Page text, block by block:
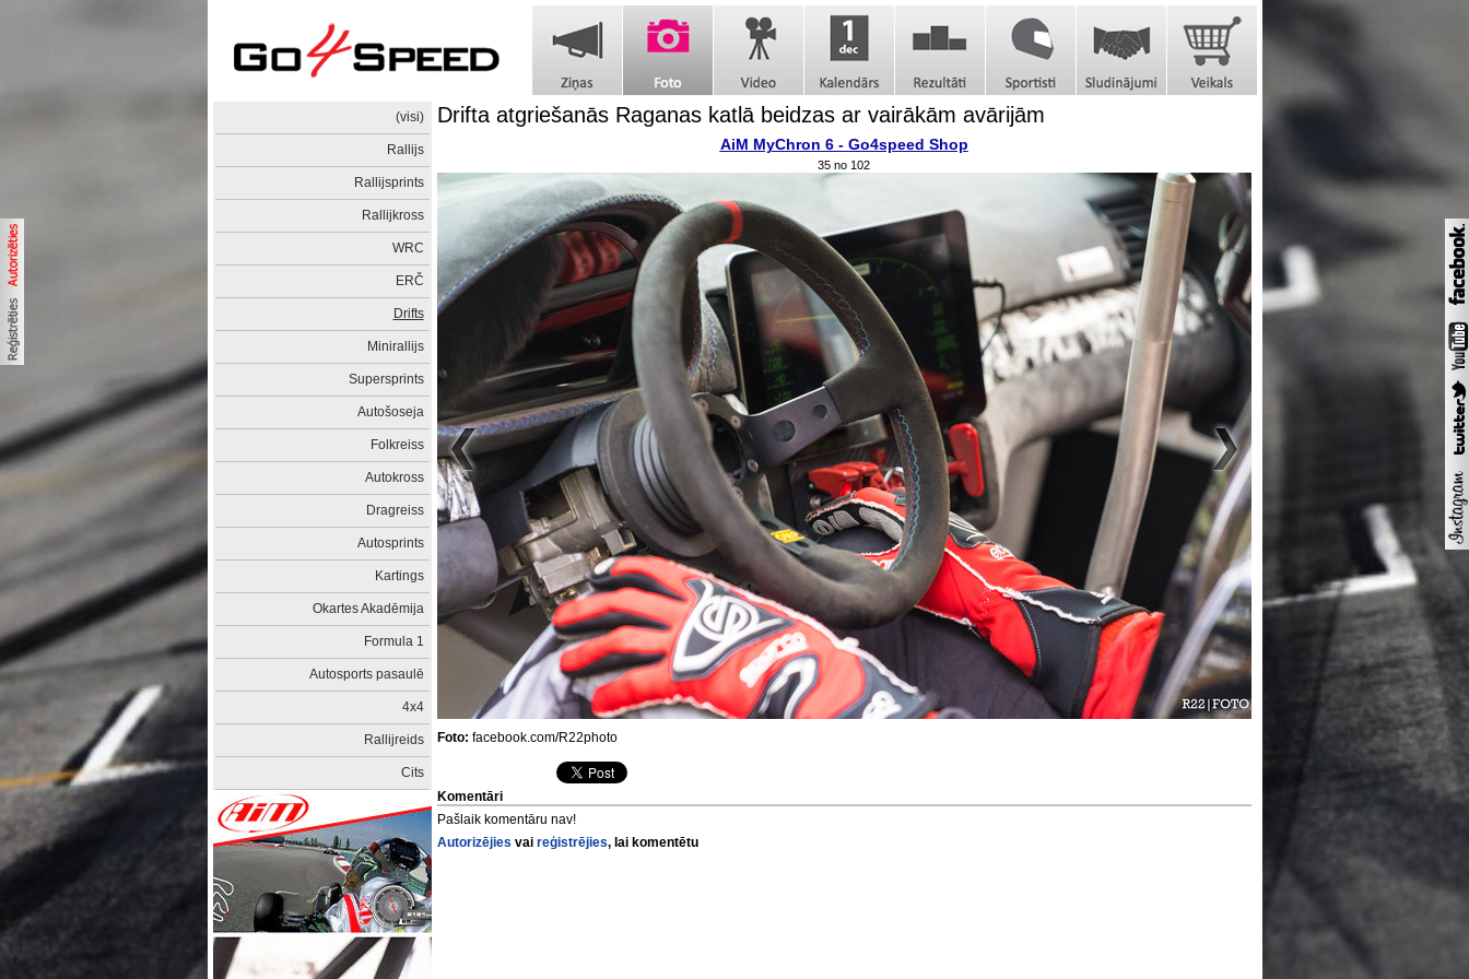
(visi)
Rallijs
Rallijsprints
Rallijkross
WRC
ERČ
Drifts
Minirallijs
Supersprints
Autošoseja
Folkreiss
Autokross
Dragreiss
Autosprints
Kartings
Okartes Akadēmija
Formula 1
Autosports pasaulē
4x4
Rallijreids
Cits
Drifta atgriešanās Raganas katlā beidzas ar vairākām avārijām
AiM MyChron 6 - Go4speed Shop
35 no 102
Foto: facebook.com/R22photo
Komentāri
Pašlaik komentāru nav!
Autorizējies vai reģistrējies, lai komentētu